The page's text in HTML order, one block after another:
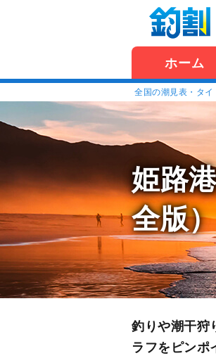
ホーム
全国の潮見表・タイ
姫路
全版
釣りや潮干狩
ラフをピンポ